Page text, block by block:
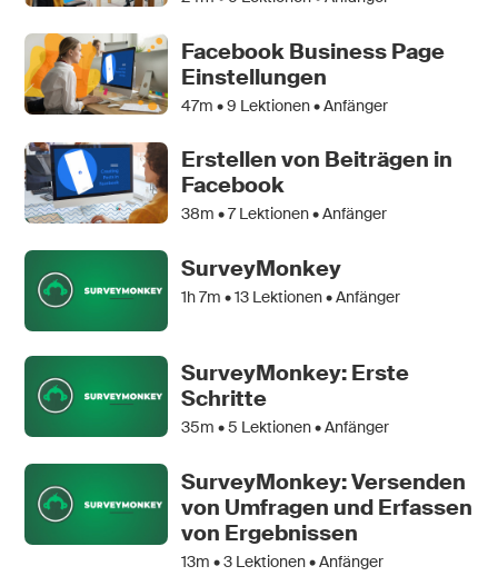
Facebook Business Page
Einstellungen
47m •9 Lektionen • Anfänger
Erstellen von Beiträgen in
Facebook
38m •7Lektionen • Anfänger
SurveyMonkey
1h 7m •13 Lektionen • Anfänger
SurveyMonkey: Erste
Schritte
35m •5 Lektionen • Anfänger
SurveyMonkey: Versenden
von Umfragen und Erfassen
von Ergebnissen
13m •3 Lektionen • Anfänger